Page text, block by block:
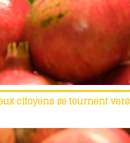
citoyens se tournent vers